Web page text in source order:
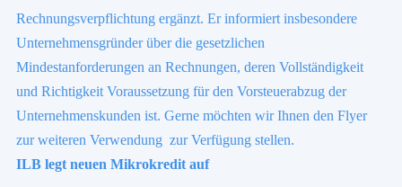
Rechnungsverpflichtung ergänzt. Er informiert insbesondere
Unternehmensgründer über die gesetzlichen
Mindestanforderungen an Rechnungen, deren Vollständigkeit
und Richtigkeit Voraussetzung für den Vorsteuerabzug der
Unternehmenskunden ist. Gerne möchten wir Ihnen den Flyer
zur weiteren Verwendung zur Verfügung stellen.
ILB legt neuen Mikrokredit auf